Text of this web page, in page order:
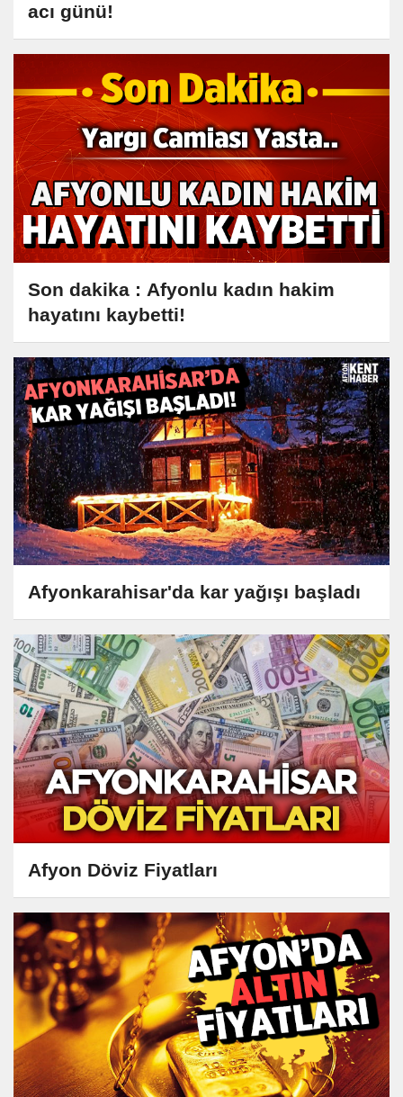
acı günü!
Son dakika : Afyonlu kadın hakim
hayatını kaybetti!
Afyonkarahisar'da kar yağışı başladı
Afyon Döviz Fiyatları